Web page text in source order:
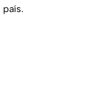
país.